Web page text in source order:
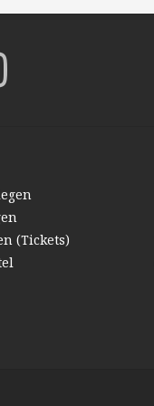
(Tickets)